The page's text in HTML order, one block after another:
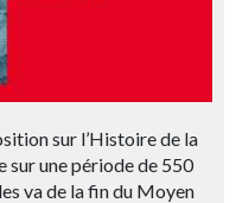
sur l’Histoire de la
sur une période de 550
va de la fin du Moyen